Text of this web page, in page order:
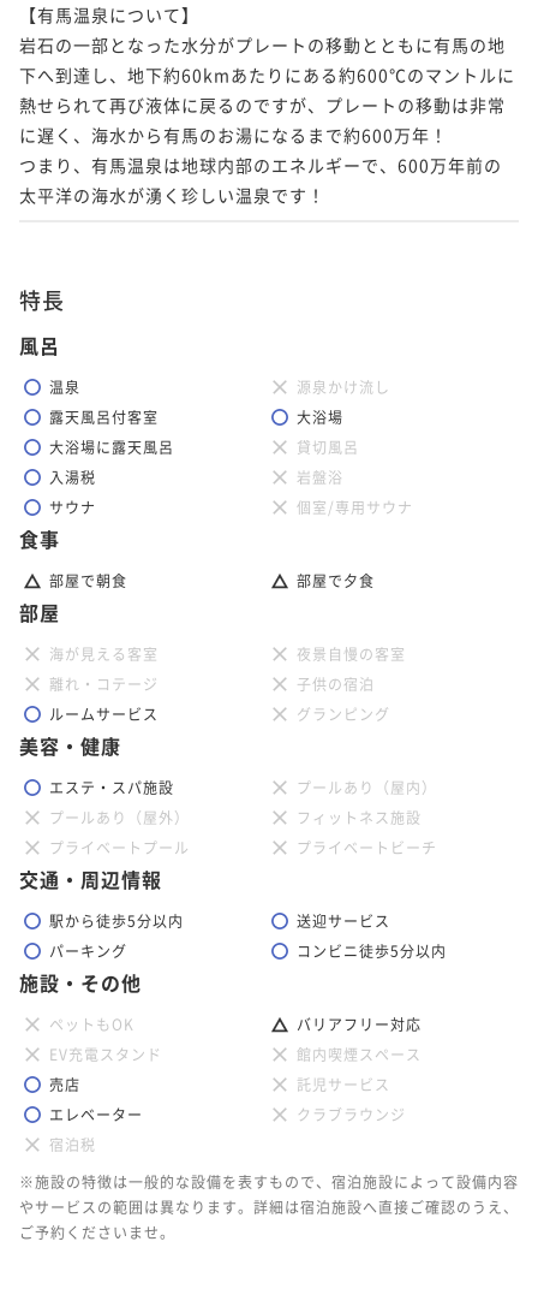
【料亭食】「浜坂産活松葉蟹づくし」～山陰浜坂魚港
から新鮮な松葉蟹を直送！フルコースのお献立をご堪
能ください～
二食付き 現地決済可 事前決済可
IN 15:00 - 19:00 OUT12:00
ポイント即利用で最大5％OFF
¥217,800~
¥ 206,910 ~
港から新鮮な松葉蟹を直送！フルコースのお献立をご
二食付き
【有馬温泉について】
岩石の一部となった水分がプレートの移動とともに有馬の地
下へ到達し、地下約60kmあたりにある約600℃のマントルに
熱せられて再び液体に戻るのですが、プレートの移動は非常
に遅く、海水から有馬のお湯になるまで約600万年！
つまり、有馬温泉は地球内部のエネルギーで、600万年前の
太平洋の海水が湧く珍しい温泉です！
特長
風呂
温泉
源泉かけ流し
露天風呂付客室
大浴場
大浴場に露天風呂
貸切風呂
入湯税
岩盤浴
サウナ
個室/専用サウナ
食事
部屋で朝食 部屋で夕食
部屋
海が見える客室
夜景自慢の客室
離れ・コテージ
子供の宿泊
ルームサービス
グランピング
美容・健康
エステ・スパ施設
プールあり（屋内）
プールあり（屋外）
フィットネス施設
プライベートプール
プライベートビーチ
交通・周辺情報
駅から徒歩5分以内
送迎サービス
パーキング
コンビニ徒歩5分以内
施設・その他
ペットもOK
バリアフリー対応
EV充電スタンド
館内喫煙スペース
売店
託児サービス
エレベーター
クラブラウンジ
宿泊税
※施設の特徴は一般的な設備を表すもので、宿泊施設によって設備内容
やサービスの範囲は異なります。詳細は宿泊施設へ直接ご確認のうえ、
ご予約くださいませ。